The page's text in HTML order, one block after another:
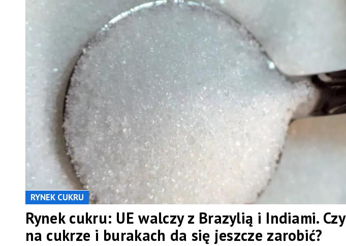
RYNEK CUKRU
Rynek cukru: UE walczy z Brazylią i Indiami. Czy
na cukrze i burakach da się jeszcze zarobić?